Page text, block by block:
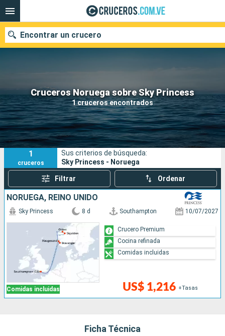
Cruceros Noruega sobre Sky Princess
1 cruceros encontrados
Encontrar un crucero
Nuestros destinos
Fecha de salida
Puertos Compañías
Buscar
1
cruceros
Sus criterios de búsqueda:
Sky Princess - Noruega
Filtrar Ordenar
NORUEGA, REINO UNIDO
Comidas incluidas
Sky Princess 8 d Southampton 10/07/2027
US$ 1,216 +Tasas
Crucero Premium
Cocina refinada
Comidas incluidas
Ficha Técnica